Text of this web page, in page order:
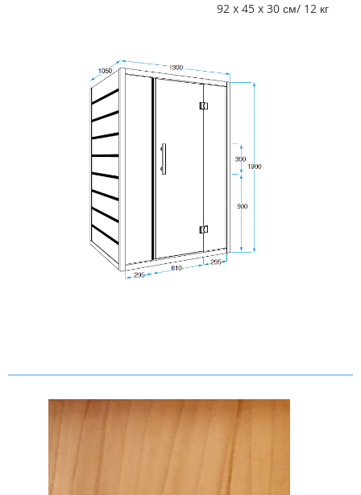
92 x 45 x 30 см/ 12 кг